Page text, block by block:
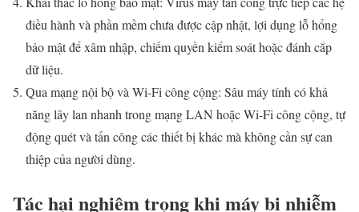
điều hành và phần mềm chưa được cập nhật, lợi dụng lỗ hổng
bảo mật để xâm nhập, chiếm quyền kiểm soát hoặc đánh cắp
dữ liệu.
Qua mạng nội bộ và Wi-Fi công cộng: Sâu máy tính có khả
năng lây lan nhanh trong mạng LAN hoặc Wi-Fi công cộng, tự
động quét và tấn công các thiết bị khác mà không cần sự can
thiệp của người dùng.
Tác hại nghiêm trọng khi máy bị nhiễm